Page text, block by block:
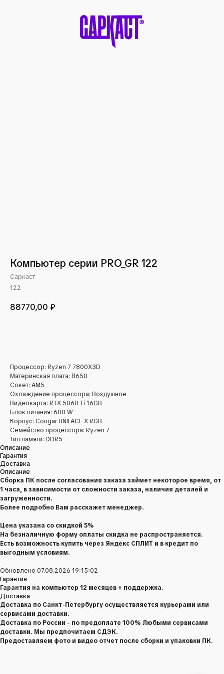
Компьютер серии PRO_GR 122
Саркаст
122
88770,00 ₽
Процессор: Ryzen 7 7800X3D
Материнская плата: B650
Сокет: AM5
Охлаждение процессора: Воздушное
Видеокарта: RTX 5060 Ti 16GB
Блок питания: 600 W
Корпус: Cougar UNIFACE X RGB
Семейство процессора: Ryzen 7
Тип памяти: DDR5
Описание
Гарантия
Доставка
Описание
Сборка ПК после согласования заказа займет некоторое время, от
1 часа, в зависимости от сложности заказа, наличия деталей и
загруженности.
Более подробно Вам расскажет менеджер.
Цена указана со скидкой 5%
На безналичную форму оплаты скидка не распространяется.
Есть возможность купить через Яндекс СПЛИТ и в кредит по
выгодным условиям.
Обновлено 07.08.2026 19:15:02
Гарантия
Гарантия на компьютер 12 месяцев + поддержка.
Доставка
Доставка по Санкт-Петербургу осуществляется курьерами или
сервисами доставки.
Доставка по России - по предоплате 100% Любыми сервисами
доставки. Мы предпочитаем СДЭК.
Предоставляем фото и видео отчет после сборки и упаковки ПК.